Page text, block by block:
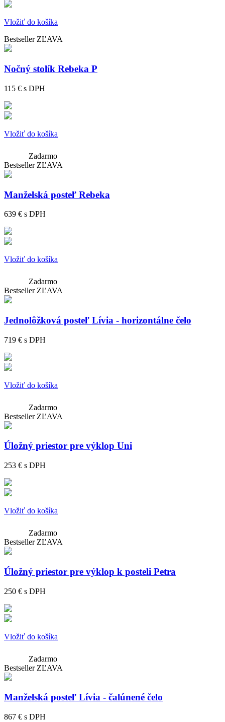
Vložiť do košíka
Bestseller ZĽAVA
Nočný stolík Rebeka P
115 € s DPH
Vložiť do košíka
Zadarmo
Bestseller ZĽAVA
Manželská posteľ Rebeka
639 € s DPH
Vložiť do košíka
Zadarmo
Bestseller ZĽAVA
Jednolôžková posteľ Lívia - horizontálne čelo
719 € s DPH
Vložiť do košíka
Zadarmo
Bestseller ZĽAVA
Úložný priestor pre výklop Uni
253 € s DPH
Vložiť do košíka
Zadarmo
Bestseller ZĽAVA
Úložný priestor pre výklop k posteli Petra
250 € s DPH
Vložiť do košíka
Zadarmo
Bestseller ZĽAVA
Manželská posteľ Lívia - čalúnené čelo
867 € s DPH